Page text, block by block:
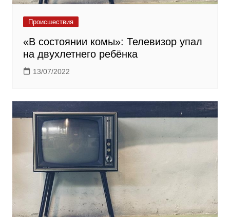
Происшествия
«В состоянии комы»: Телевизор упал
на двухлетнего ребёнка
13/07/2022